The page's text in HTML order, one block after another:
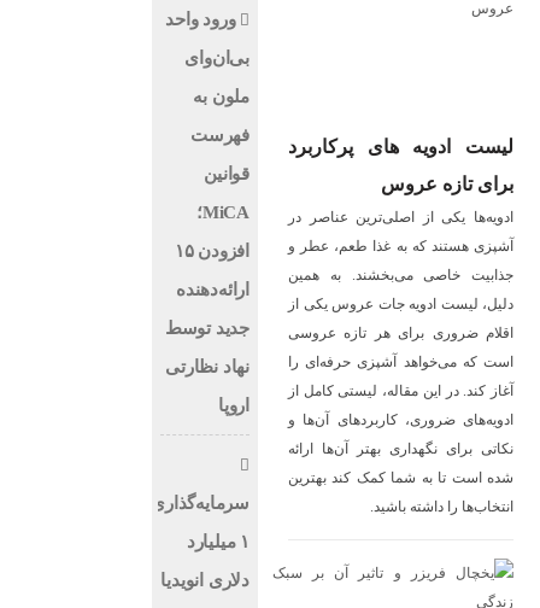
لیست ادویه های پرکاربرد
برای تازه عروس
ادویه‌ها یکی از اصلی‌ترین عناصر در
آشپزی هستند که به غذا طعم، عطر و
جذابیت خاصی می‌بخشند. به همین
دلیل، لیست ادویه جات عروس یکی از
اقلام ضروری برای هر تازه عروسی
است که می‌خواهد آشپزی حرفه‌ای را
آغاز کند. در این مقاله، لیستی کامل از
ادویه‌های ضروری، کاربردهای آن‌ها و
نکاتی برای نگهداری بهتر آن‌ها ارائه
شده است تا به شما کمک کند بهترین
انتخاب‌ها را داشته باشید.
ورود واحد
بی‌ان‌وای
ملون به
فهرست
قوانین
MiCA؛
افزودن ۱۵
ارائه‌دهنده
جدید توسط
نهاد نظارتی
اروپا
سرمایه‌گذاری
۱ میلیارد
دلاری انویدیا